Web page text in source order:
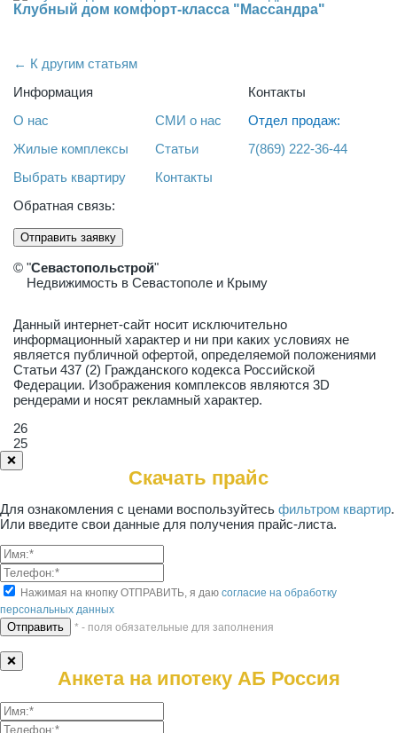
Клубный дом комфорт-класса "Массандра"
← К другим статьям
Информация
О нас
Жилые комплексы
Выбрать квартиру
СМИ о нас
Статьи
Контакты
Контакты
Отдел продаж:
7(869) 222-36-44
Обратная связь:
Отправить заявку
© "Севастопольстрой"
Недвижимость в Севастополе и Крыму
Данный интернет-сайт носит исключительно
информационный характер и ни при каких условиях не
является публичной офертой, определяемой положениями
Статьи 437 (2) Гражданского кодекса Российской
Федерации. Изображения комплексов являются 3D
рендерами и носят рекламный характер.
26
25
❌
Скачать прайс
Для ознакомления с ценами воспользуйтесь фильтром квартир.
Или введите свои данные для получения прайс-листа.
Нажимая на кнопку ОТПРАВИТЬ, я даю согласие на обработку
персональных данных
* - поля обязательные для заполнения
❌
Анкета на ипотеку АБ Россия